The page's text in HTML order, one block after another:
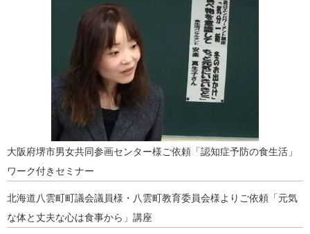
大阪府堺市男女共同参画センター様ご依頼「認知症予防の食生活」
ワーク付きセミナー
北海道八雲町町議会議員様・八雲町教育委員会様よりご依頼「元気
な体と丈夫な心は食事から」講座